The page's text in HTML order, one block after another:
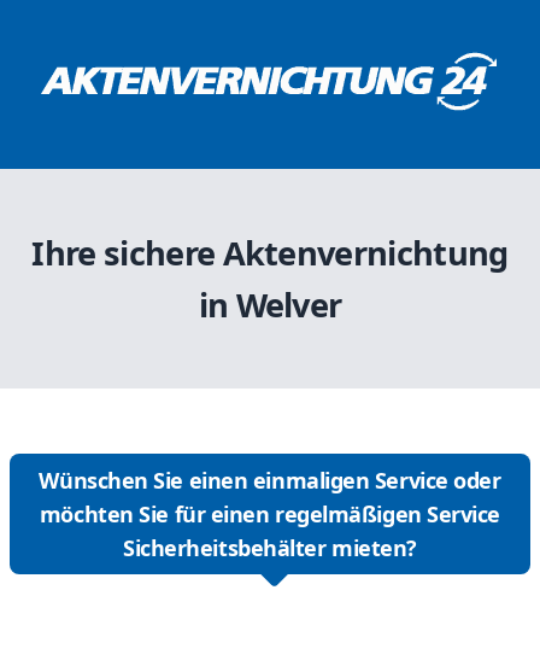
Ihre sichere Aktenvernichtung
in Welver
Wünschen Sie einen einmaligen Service oder
möchten Sie für einen regelmäßigen Service
Sicherheitsbehälter mieten?